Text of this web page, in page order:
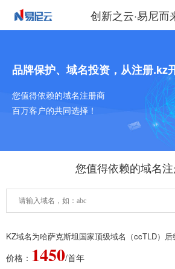
创新之云·易尼而
品牌保护、域名投资，从注册.kz
您值得依赖的域名注册商
百万客户的共同选择！
您值得依赖的域名
KZ域名为哈萨克斯坦国家顶级域名（ccTLD）后
价格： 1450/首年